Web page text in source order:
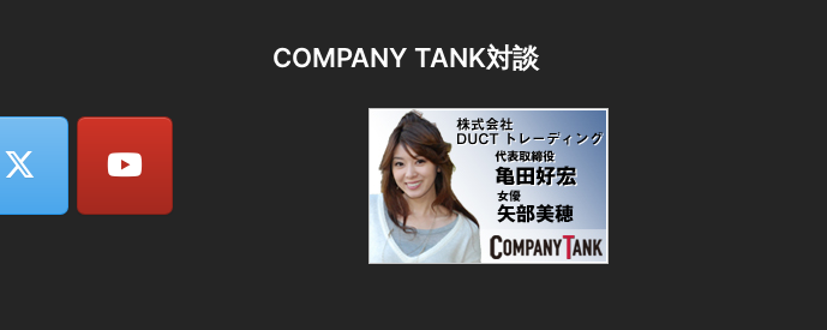
COMPANY TANK対談